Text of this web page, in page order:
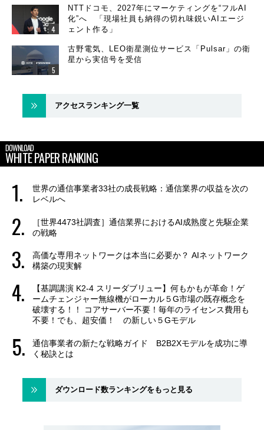
NTTドコモ、2027年にマーケティングを“フルAI
化”へ 「現場社員も納得の切れ味鋭いAIエージ
ェント作る」
古野電気、LEO衛星測位サービス「Pulsar」の衛
星から実信号を受信
アクセスランキング一覧
DOWNLOAD
WHITE PAPER RANKING
世界の通信事業者33社の成長戦略：通信業界の収益を次の
レベルへ
［世界4473社調査］通信業界におけるAI成熟度と先駆企業
の戦略
高価な専用ネットワークは本当に必要か？ AIネットワーク
構築の現実解
【基調講演 K2-4 スリーダブリュー】何もかもが革命！ゲ
ームチェンジャー無線機がローカル５G市場の既存概念を
破壊する！！ コアサーバー不要！毎年のライセンス費用も
不要！でも、超安価！ の新しい５Gモデル
通信事業者の新たな戦略ガイド B2B2Xモデルを成功に導
く秘訣とは
ダウンロード数ランキングをもっと見る